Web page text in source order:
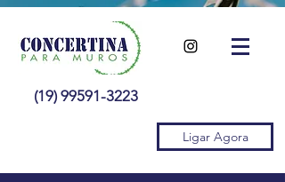
(19) 99591-3223
Ligar Agora